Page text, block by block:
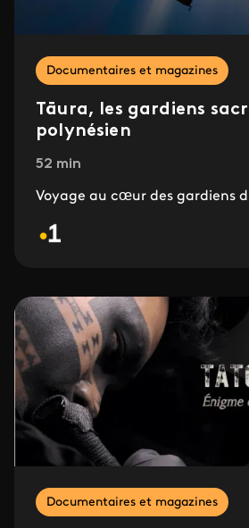
Documentaires et magazines
Tāura, les gardiens
polynésien
52 min
Voyage au cœur des gardiens
Documentaires et magazines